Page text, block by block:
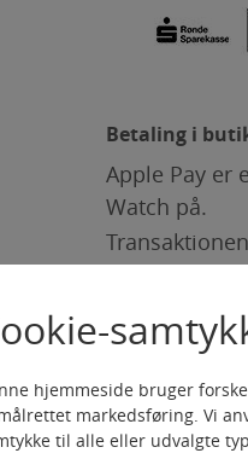
Betaling i
Apple Pay er
Watch på.
Betaling online
Når du skal
formularer.
hjemmeside bruger
markedsføring. Vi
til alle eller udvalgte